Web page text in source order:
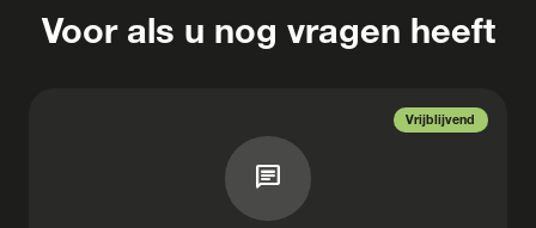
Voor als u nog vragen heeft
Vrijblijvend
chat